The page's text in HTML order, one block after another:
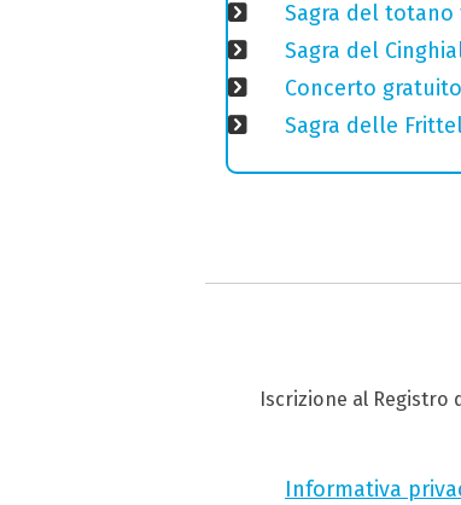
Sagra del totano
Sagra del
Concerto
Sagra delle
Iscrizione al Registro
Informativa